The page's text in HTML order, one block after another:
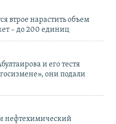
втрое нарастить объем
– до 200 единиц
и его тестя
они подали
нефтехимический